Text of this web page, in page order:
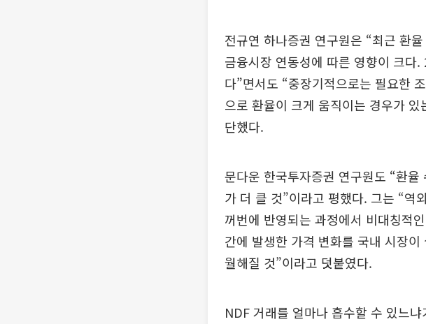
전규연 하나증권 연구원은 “최근 환
금융시장 연동성에 따른 영향이 크다
다”면서도 “중장기적으로는 필요한
으로 환율이 크게 움직이는 경우가
단했다.
문다운 한국투자증권 연구원도 “환
가 더 클 것”이라고 평했다. 그는 “역
꺼번에 반영되는 과정에서 비대칭적
간에 발생한 가격 변화를 국내 시장
월해질 것”이라고 덧붙였다.
NDF 거래를 얼마나 흡수할 수 있느